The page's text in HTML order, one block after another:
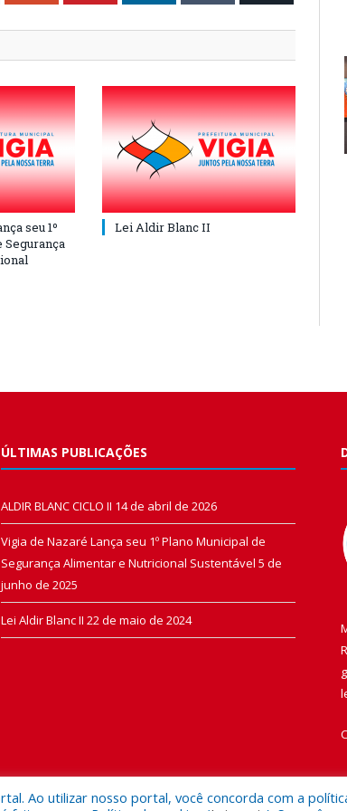
seu 1º
Segurança
Lei Aldir Blanc II
ÚLTIMAS PUBLICAÇÕES
ALDIR BLANC CICLO II 14 de abril de 2026
Vigia de Nazaré Lança seu 1º Plano Municipal de
Segurança Alimentar e Nutricional Sustentável 5 de
junho de 2025
Lei Aldir Blanc II 22 de maio de 2024
Ao utilizar nosso portal, você concorda com a